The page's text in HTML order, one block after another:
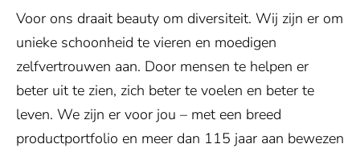
Voor ons draait beauty om diversiteit. Wij zijn er om
unieke schoonheid te vieren en moedigen
zelfvertrouwen aan. Door mensen te helpen er
beter uit te zien, zich beter te voelen en beter te
leven. We zijn er voor jou – met een breed
productportfolio en meer dan 115 jaar aan bewezen